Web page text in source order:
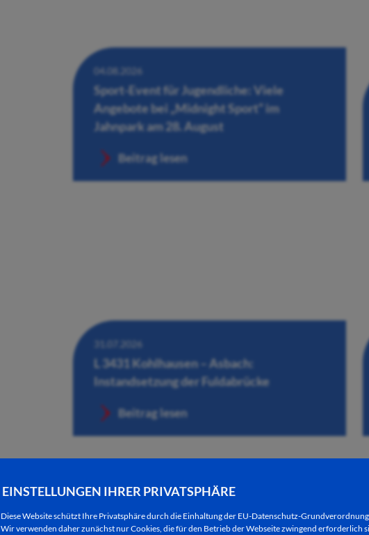
EINSTELLUNGEN IHRER PRIVATSPHÄRE
Diese Website schützt Ihre Privatsphäre durch die Einhaltung der EU-Datenschutz-
Wir verwenden daher zunächst nur Cookies, die für den Betrieb der Webseite zwingend erforderlich
04.08.2026
Sport-Event für Jugendliche: Viele
Angebote bei „Midnight Sport“ im
Jahnpark am 28. August
Beitrag lesen
31.07.2026
L 3431 Kohlhausen – Asbach:
Instandsetzung der Fuldabrücke
Beitrag lesen